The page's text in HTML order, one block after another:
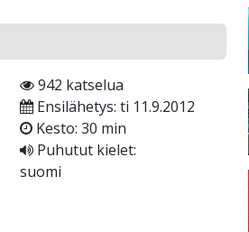
942 katselua
Ensilähetys: ti 11.9.2012
Kesto: 30 min
Puhutut kielet:
suomi